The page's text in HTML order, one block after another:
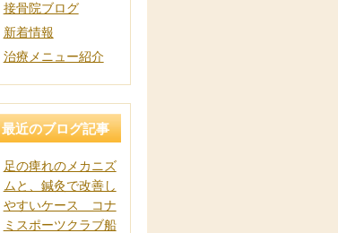
接骨院ブログ
新着情報
治療メニュー紹介
最近のブログ記事
足の痺れのメカニズ
ムと、鍼灸で改善し
やすいケース コナ
ミスポーツクラブ船